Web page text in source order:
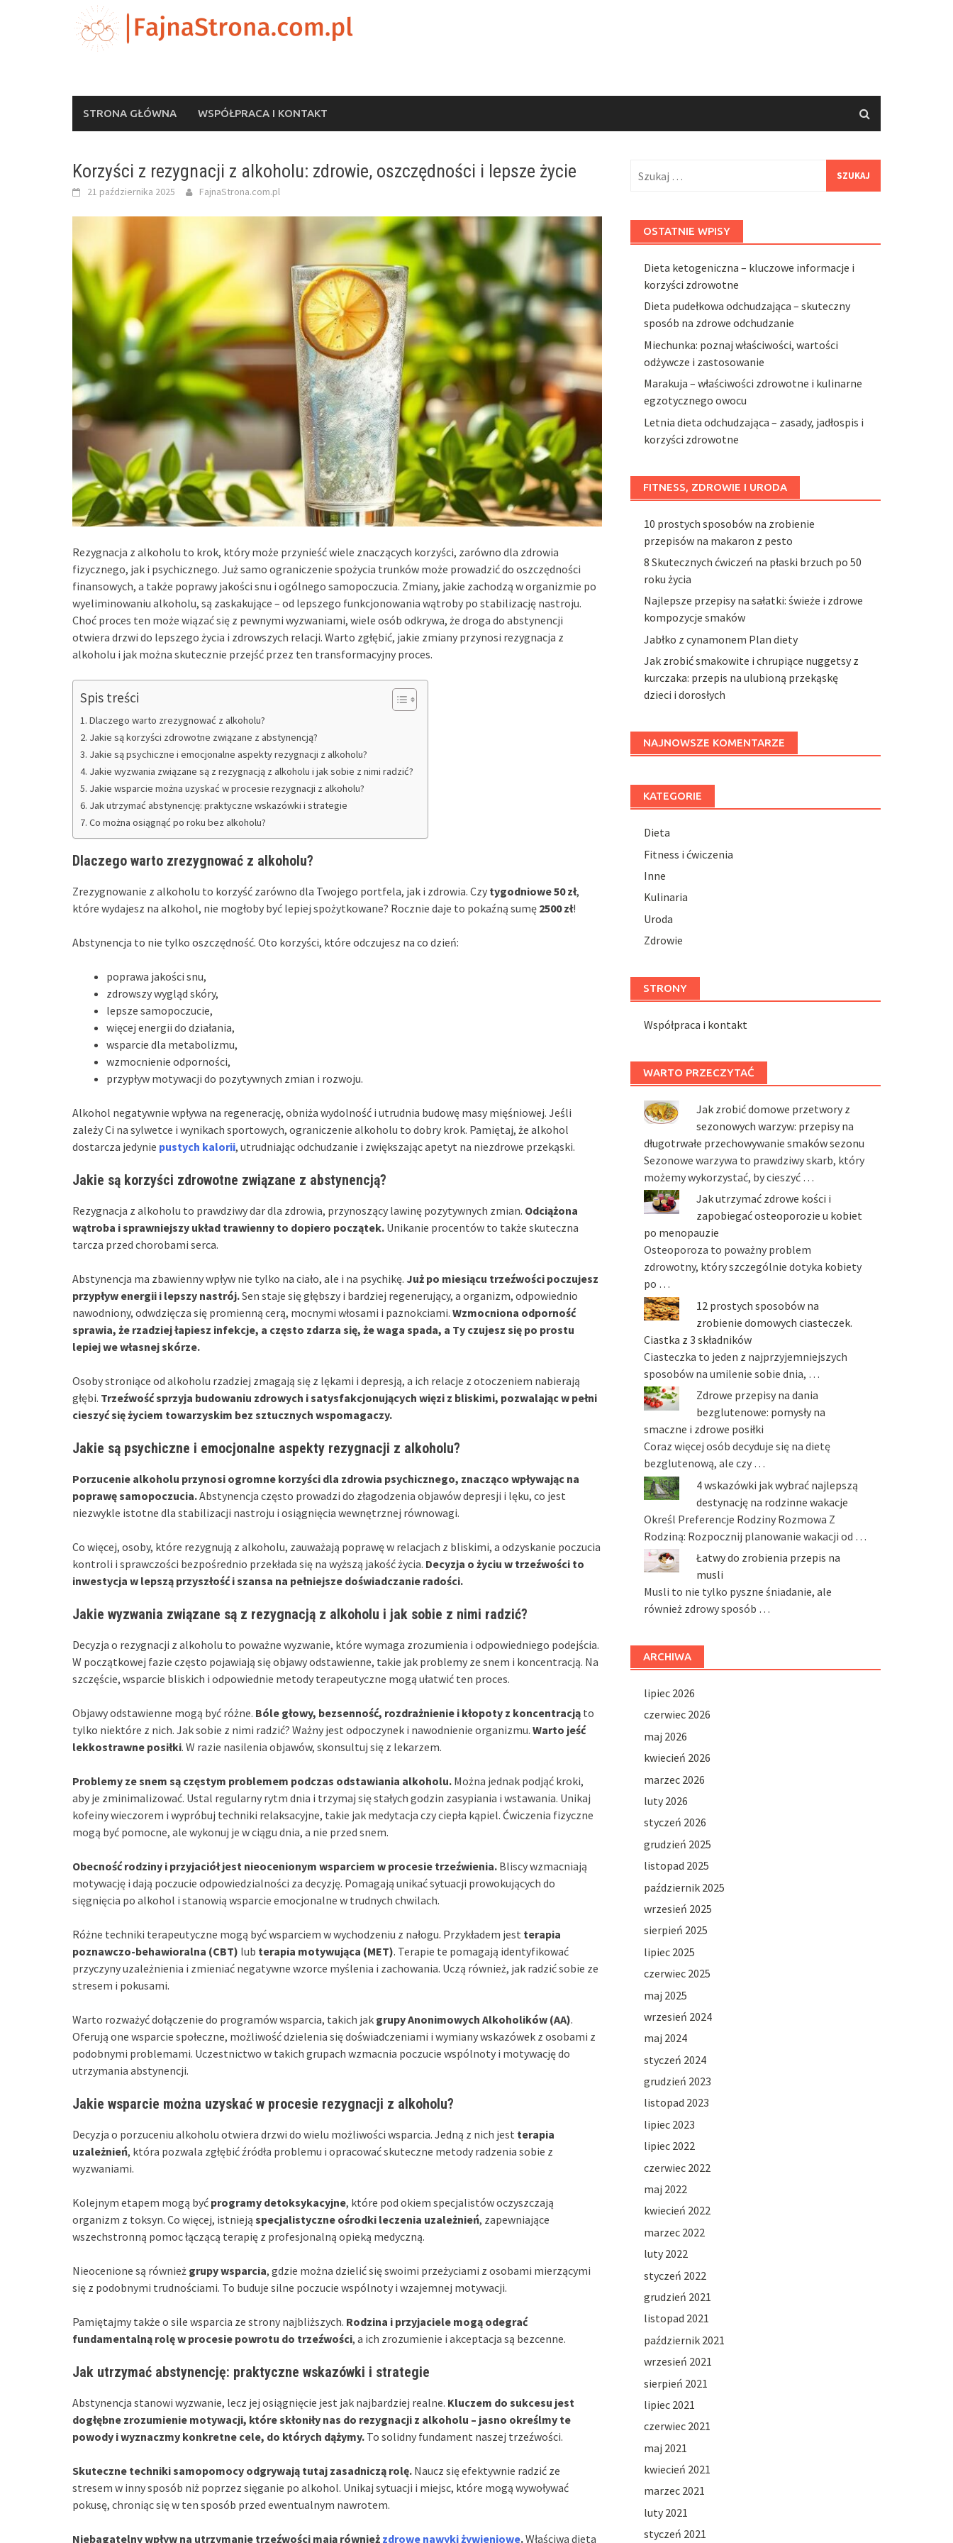
STRONA GŁÓWNA WSPÓŁPRACA I KONTAKT
Korzyści z rezygnacji z alkoholu: zdrowie, oszczędności i lepsze życie
21 października 2025 FajnaStrona.com.pl
Rezygnacja z alkoholu to krok, który może przynieść wiele znaczących korzyści, zarówno dla zdrowia
fizycznego, jak i psychicznego. Już samo ograniczenie spożycia trunków może prowadzić do oszczędności
finansowych, a także poprawy jakości snu i ogólnego samopoczucia. Zmiany, jakie zachodzą w organizmie po
wyeliminowaniu alkoholu, są zaskakujące – od lepszego funkcjonowania wątroby po stabilizację nastroju.
Choć proces ten może wiązać się z pewnymi wyzwaniami, wiele osób odkrywa, że droga do abstynencji
otwiera drzwi do lepszego życia i zdrowszych relacji. Warto zgłębić, jakie zmiany przynosi rezygnacja z
alkoholu i jak można skutecznie przejść przez ten transformacyjny proces.
Spis treści
Dlaczego warto zrezygnować z alkoholu?
Jakie są korzyści zdrowotne związane z abstynencją?
Jakie są psychiczne i emocjonalne aspekty rezygnacji z alkoholu?
Jakie wyzwania związane są z rezygnacją z alkoholu i jak sobie z nimi radzić?
Jakie wsparcie można uzyskać w procesie rezygnacji z alkoholu?
Jak utrzymać abstynencję: praktyczne wskazówki i strategie
Co można osiągnąć po roku bez alkoholu?
Dlaczego warto zrezygnować z alkoholu?
Zrezygnowanie z alkoholu to korzyść zarówno dla Twojego portfela, jak i zdrowia. Czy tygodniowe 50 zł,
które wydajesz na alkohol, nie mogłoby być lepiej spożytkowane? Rocznie daje to pokaźną sumę 2500 zł!
Abstynencja to nie tylko oszczędność. Oto korzyści, które odczujesz na co dzień:
poprawa jakości snu,
zdrowszy wygląd skóry,
lepsze samopoczucie,
więcej energii do działania,
wsparcie dla metabolizmu,
wzmocnienie odporności,
przypływ motywacji do pozytywnych zmian i rozwoju.
Alkohol negatywnie wpływa na regenerację, obniża wydolność i utrudnia budowę masy mięśniowej. Jeśli
zależy Ci na sylwetce i wynikach sportowych, ograniczenie alkoholu to dobry krok. Pamiętaj, że alkohol
dostarcza jedynie pustych kalorii, utrudniając odchudzanie i zwiększając apetyt na niezdrowe przekąski.
Jakie są korzyści zdrowotne związane z abstynencją?
Rezygnacja z alkoholu to prawdziwy dar dla zdrowia, przynoszący lawinę pozytywnych zmian. Odciążona
wątroba i sprawniejszy układ trawienny to dopiero początek. Unikanie procentów to także skuteczna
tarcza przed chorobami serca.
Abstynencja ma zbawienny wpływ nie tylko na ciało, ale i na psychikę. Już po miesiącu trzeźwości poczujesz
przypływ energii i lepszy nastrój.Sen staje się głębszy i bardziej regenerujący, a organizm, odpowiednio
nawodniony, odwdzięcza się promienną cerą, mocnymi włosami i paznokciami. Wzmocniona odporność
sprawia, że rzadziej łapiesz infekcje, a często zdarza się, że waga spada, a Ty czujesz się po prostu
lepiej we własnej skórze.
Osoby stroniące od alkoholu rzadziej zmagają się z lękami i depresją, a ich relacje z otoczeniem nabierają
głębi. Trzeźwość sprzyja budowaniu zdrowych i satysfakcjonujących więzi z bliskimi, pozwalając w pełni
cieszyć się życiem towarzyskim bez sztucznych wspomagaczy.
Jakie są psychiczne i emocjonalne aspekty rezygnacji z alkoholu?
Porzucenie alkoholu przynosi ogromne korzyści dla zdrowia psychicznego, znacząco wpływając na
poprawę samopoczucia.Abstynencja często prowadzi do złagodzenia objawów depresji i lęku, co jest
niezwykle istotne dla stabilizacji nastroju i osiągnięcia wewnętrznej równowagi.
Co więcej, osoby, które rezygnują z alkoholu, zauważają poprawę w relacjach z bliskimi, a odzyskanie poczucia
kontroli i sprawczości bezpośrednio przekłada się na wyższą jakość życia. Decyzja o życiu w trzeźwości to
inwestycja w lepszą przyszłość i szansa na pełniejsze doświadczanie radości.
Jakie wyzwania związane są z rezygnacją z alkoholu i jak sobie z nimi radzić?
Decyzja o rezygnacji z alkoholu to poważne wyzwanie, które wymaga zrozumienia i odpowiedniego podejścia.
W początkowej fazie często pojawiają się objawy odstawienne, takie jak problemy ze snem i koncentracją. Na
szczęście, wsparcie bliskich i odpowiednie metody terapeutyczne mogą ułatwić ten proces.
Objawy odstawienne mogą być różne. Bóle głowy, bezsenność, rozdrażnienie i kłopoty z koncentracją to
tylko niektóre z nich. Jak sobie z nimi radzić? Ważny jest odpoczynek i nawodnienie organizmu. Warto jeść
lekkostrawne posiłki. W razie nasilenia objawów, skonsultuj się z lekarzem.
Problemy ze snem są częstym problemem podczas odstawiania alkoholu. Można jednak podjąć kroki,
aby je zminimalizować. Ustal regularny rytm dnia i trzymaj się stałych godzin zasypiania i wstawania. Unikaj
kofeiny wieczorem i wypróbuj techniki relaksacyjne, takie jak medytacja czy ciepła kąpiel. Ćwiczenia fizyczne
mogą być pomocne, ale wykonuj je w ciągu dnia, a nie przed snem.
Obecność rodziny i przyjaciół jest nieocenionym wsparciem w procesie trzeźwienia. Bliscy wzmacniają
motywację i dają poczucie odpowiedzialności za decyzję. Pomagają unikać sytuacji prowokujących do
sięgnięcia po alkohol i stanowią wsparcie emocjonalne w trudnych chwilach.
Różne techniki terapeutyczne mogą być wsparciem w wychodzeniu z nałogu. Przykładem jest terapia
poznawczo-behawioralna (CBT) lub terapia motywująca (MET). Terapie te pomagają identyfikować
przyczyny uzależnienia i zmieniać negatywne wzorce myślenia i zachowania. Uczą również, jak radzić sobie ze
stresem i pokusami.
Warto rozważyć dołączenie do programów wsparcia, takich jak grupy Anonimowych Alkoholików (AA).
Oferują one wsparcie społeczne, możliwość dzielenia się doświadczeniami i wymiany wskazówek z osobami z
podobnymi problemami. Uczestnictwo w takich grupach wzmacnia poczucie wspólnoty i motywację do
utrzymania abstynencji.
Jakie wsparcie można uzyskać w procesie rezygnacji z alkoholu?
Decyzja o porzuceniu alkoholu otwiera drzwi do wielu możliwości wsparcia. Jedną z nich jest terapia
uzależnień, która pozwala zgłębić źródła problemu i opracować skuteczne metody radzenia sobie z
wyzwaniami.
Kolejnym etapem mogą być programy detoksykacyjne, które pod okiem specjalistów oczyszczają
organizm z toksyn. Co więcej, istnieją specjalistyczne ośrodki leczenia uzależnień, zapewniające
wszechstronną pomoc łączącą terapię z profesjonalną opieką medyczną.
Nieocenione są również grupy wsparcia, gdzie można dzielić się swoimi przeżyciami z osobami mierzącymi
się z podobnymi trudnościami. To buduje silne poczucie wspólnoty i wzajemnej motywacji.
Pamiętajmy także o sile wsparcia ze strony najbliższych. Rodzina i przyjaciele mogą odegrać
fundamentalną rolę w procesie powrotu do trzeźwości, a ich zrozumienie i akceptacja są bezcenne.
Jak utrzymać abstynencję: praktyczne wskazówki i strategie
Abstynencja stanowi wyzwanie, lecz jej osiągnięcie jest jak najbardziej realne. Kluczem do sukcesu jest
dogłębne zrozumienie motywacji, które skłoniły nas do rezygnacji z alkoholu – jasno określmy te
powody i wyznaczmy konkretne cele, do których dążymy. To solidny fundament naszej trzeźwości.
Skuteczne techniki samopomocy odgrywają tutaj zasadniczą rolę. Naucz się efektywnie radzić ze
stresem w inny sposób niż poprzez sięganie po alkohol. Unikaj sytuacji i miejsc, które mogą wywoływać
pokusę, chroniąc się w ten sposób przed ewentualnym nawrotem.
Niebagatelny wpływ na utrzymanie trzeźwości mają również zdrowe nawyki żywieniowe.Właściwa dieta
OSTATNIE WPISY
Dieta ketogeniczna – kluczowe informacje i
korzyści zdrowotne
Dieta pudełkowa odchudzająca – skuteczny
sposób na zdrowe odchudzanie
Miechunka: poznaj właściwości, wartości
odżywcze i zastosowanie
Marakuja – właściwości zdrowotne i kulinarne
egzotycznego owocu
Letnia dieta odchudzająca – zasady, jadłospis i
korzyści zdrowotne
FITNESS, ZDROWIE I URODA
10 prostych sposobów na zrobienie
przepisów na makaron z pesto
8 Skutecznych ćwiczeń na płaski brzuch po 50
roku życia
Najlepsze przepisy na sałatki: świeże i zdrowe
kompozycje smaków
Jabłko z cynamonem Plan diety
Jak zrobić smakowite i chrupiące nuggetsy z
kurczaka: przepis na ulubioną przekąskę
dzieci i dorosłych
NAJNOWSZE KOMENTARZE
KATEGORIE
Dieta
Fitness i ćwiczenia
Inne
Kulinaria
Uroda
Zdrowie
STRONY
Współpraca i kontakt
WARTO PRZECZYTAĆ
Jak zrobić domowe przetwory z
sezonowych warzyw: przepisy na
długotrwałe przechowywanie smaków sezonu
Sezonowe warzywa to prawdziwy skarb, który
możemy wykorzystać, by cieszyć …
Jak utrzymać zdrowe kości i
zapobiegać osteoporozie u kobiet
po menopauzie
Osteoporoza to poważny problem
zdrowotny, który szczególnie dotyka kobiety
po …
12 prostych sposobów na
zrobienie domowych ciasteczek.
Ciastka z 3 składników
Ciasteczka to jeden z najprzyjemniejszych
sposobów na umilenie sobie dnia, …
Zdrowe przepisy na dania
bezglutenowe: pomysły na
smaczne i zdrowe posiłki
Coraz więcej osób decyduje się na dietę
bezglutenową, ale czy …
4 wskazówki jak wybrać najlepszą
destynację na rodzinne wakacje
Określ Preferencje Rodziny Rozmowa Z
Rodziną: Rozpocznij planowanie wakacji od …
Łatwy do zrobienia przepis na
musli
Musli to nie tylko pyszne śniadanie, ale
również zdrowy sposób …
ARCHIWA
lipiec 2026
czerwiec 2026
maj 2026
kwiecień 2026
marzec 2026
luty 2026
styczeń 2026
grudzień 2025
listopad 2025
październik 2025
wrzesień 2025
sierpień 2025
lipiec 2025
czerwiec 2025
maj 2025
wrzesień 2024
maj 2024
styczeń 2024
grudzień 2023
listopad 2023
lipiec 2023
lipiec 2022
czerwiec 2022
maj 2022
kwiecień 2022
marzec 2022
luty 2022
styczeń 2022
grudzień 2021
listopad 2021
październik 2021
wrzesień 2021
sierpień 2021
lipiec 2021
czerwiec 2021
maj 2021
kwiecień 2021
marzec 2021
luty 2021
styczeń 2021